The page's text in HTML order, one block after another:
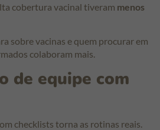
cobertura vacinal tiveram menos
sobre vacinas e quem procurar em
colaboram mais.
de equipe com
checklists torna as rotinas reais.